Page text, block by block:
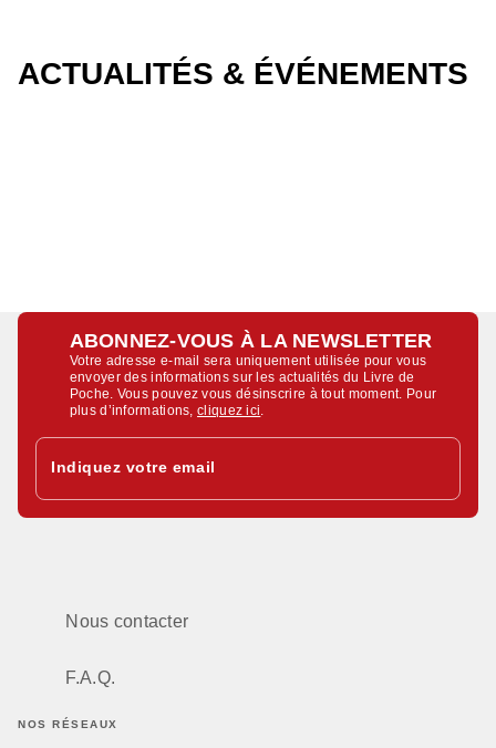
ACTUALITÉS & ÉVÉNEMENTS
ABONNEZ-VOUS À LA NEWSLETTER
Votre adresse e-mail sera uniquement utilisée pour vous
envoyer des informations sur les actualités du Livre de
Poche. Vous pouvez vous désinscrire à tout moment. Pour
plus d’informations,cliquez ici.
Indiquez votre email
Nous contacter
F.A.Q.
NOS RÉSEAUX